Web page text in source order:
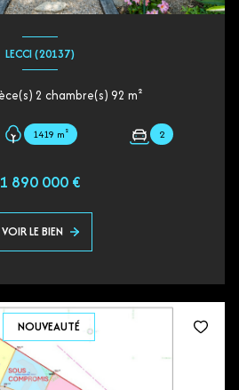
LECCI (20137)
Maison 4 pièce(s) 2 chambre(s) 92 m²
1419 m² 2
1 890 000 €
VOIR LE BIEN
NOUVEAUTÉ